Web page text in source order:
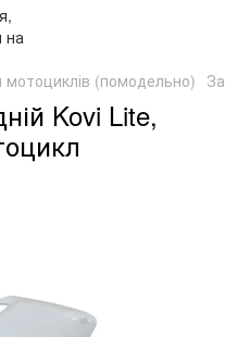
(помодельно)
Kovi Lite,